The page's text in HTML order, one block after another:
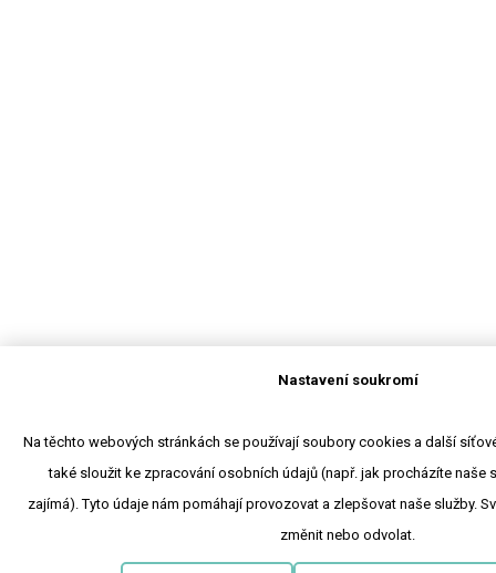
Nastavení soukromí
Na těchto webových stránkách se používají soubory cookies a další
také sloužit ke zpracování osobních údajů (např. jak procházíte naše
zajímá). Tyto údaje nám pomáhají provozovat a zlepšovat naše služby.
změnit nebo odvolat.